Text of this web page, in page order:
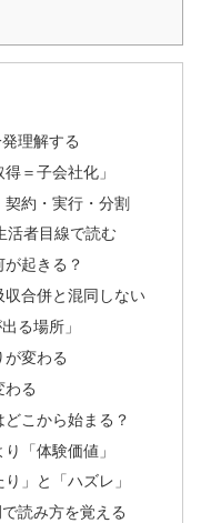
理解する
＝子会社化」
約・実行・分割
活者目線で読む
起きる？
合併と混同しない
る場所」
変わる
わる
こから始まる？
「体験価値」
」と「ハズレ」
読み方を覚える